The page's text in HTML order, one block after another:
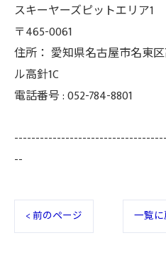
スキーヤーズピットエリア1
〒465-0061
住所： 愛知県名古屋市名東
ル高針1C
電話番号 :052-784-8801
--
< 前のページ 一覧に